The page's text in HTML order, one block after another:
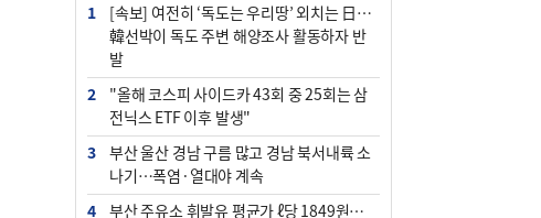
1
[속보] 여전히 ‘독도는 우리땅’ 외치는 日…
韓선박이 독도 주변 해양조사 활동하자 반
발
2
"올해 코스피 사이드카 43회 중 25회는 삼
전닉스 ETF 이후 발생"
3
부산 울산 경남 구름 많고 경남 북서내륙 소
나기…폭염·열대야 계속
4
부산 주유소 휘발유 평균가 ℓ당 1849원…